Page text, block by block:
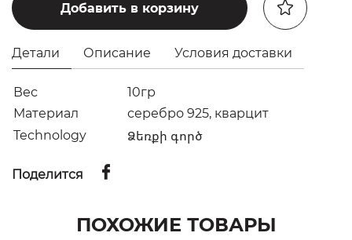
Добавить в корзину
Детали Описание Условия доставки
Вес
10гр
Материал
серебро 925, кварцит
Technology
Ձեռքի գործ
Поделится
ПОХОЖИЕ ТОВАРЫ